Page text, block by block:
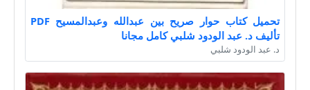
تحميل كتاب حوار صريح بين عبدالله وعبدالمسيح PDF
تأليف د. عبد الودود شلبي كامل مجانا
د. عبد الودود شلبي